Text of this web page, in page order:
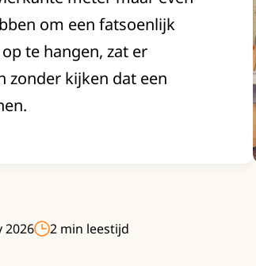
om een fatsoenlijk
te hangen, zat er
zonder kijken dat een
2026 2 min leestijd